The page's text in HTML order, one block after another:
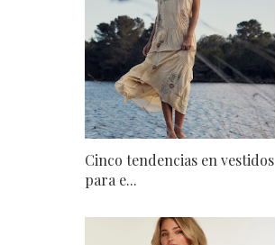
Cinco tendencias en vestidos
para e...